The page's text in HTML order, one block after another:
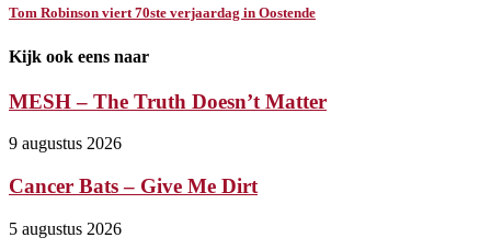
Tom Robinson viert 70ste verjaardag in Oostende
Kijk ook eens naar
MESH – The Truth Doesn’t Matter
9 augustus 2026
Cancer Bats – Give Me Dirt
5 augustus 2026